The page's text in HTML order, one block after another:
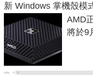
新 Windows 掌機殼模
AMD
將於9